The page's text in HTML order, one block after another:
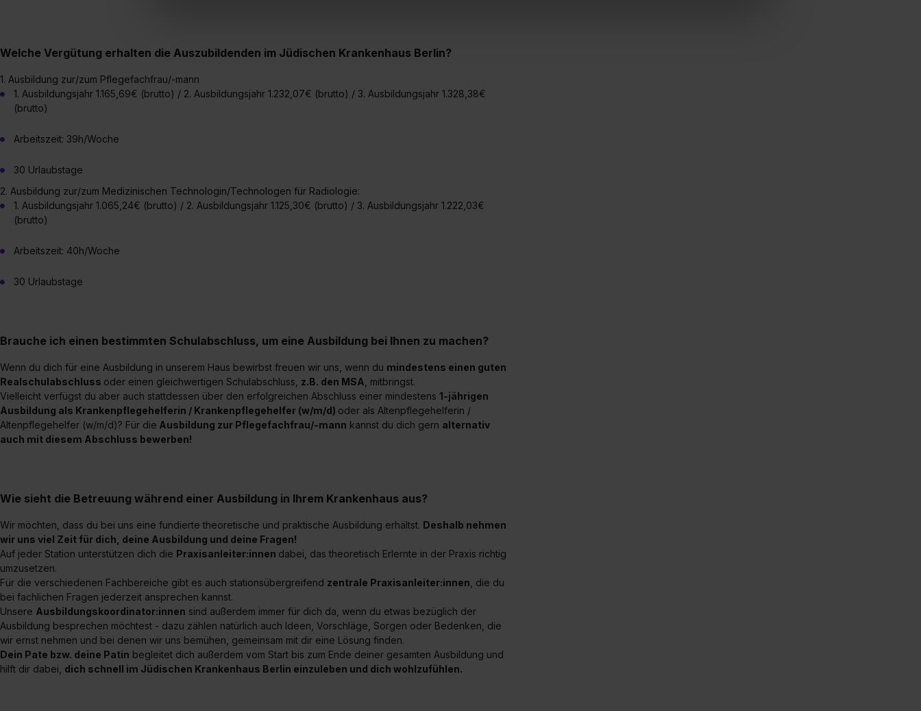
umfasst hierbei die Einwilligung zur Übermittlung deiner Daten in die USA (Art. 49 Abs. 1 S. 1 lit. a) DS-GVO). Die USA
jederzeit mit Wirkung für die Zukunft ganz oder teilweise über unsere Datenschutzerklärung unter dem Punkt
„Datenschutz-Einstellungen“ widerrufen. Weitere Informationen zu den einzelnen Cookies findest du durch Klick auf
Welche Vergütung erhalten die Auszubildenden im Jüdischen Krankenhaus Berlin?
1. Ausbildung zur/zum Pflegefachfrau/-mann
1. Ausbildungsjahr 1.165,69€ (brutto) / 2. Ausbildungsjahr 1.232,07€ (brutto) / 3. Ausbildungsjahr 1.328,38€
(brutto)
Arbeitszeit: 39h/Woche
30 Urlaubstage
2. Ausbildung zur/zum Medizinischen Technologin/Technologen für Radiologie:
1. Ausbildungsjahr 1.065,24€ (brutto) / 2. Ausbildungsjahr 1.125,30€ (brutto) / 3. Ausbildungsjahr 1.222,03€
(brutto)
Arbeitszeit: 40h/Woche
30 Urlaubstage
Brauche ich einen bestimmten Schulabschluss, um eine Ausbildung bei Ihnen zu machen?
Wenn du dich für eine Ausbildung in unserem Haus bewirbst freuen wir uns, wenn du mindestens einen guten
Realschulabschluss oder einen gleichwertigen Schulabschluss, z.B. den MSA , mitbringst.
Vielleicht verfügst du aber auch stattdessen über den erfolgreichen Abschluss einer mindestens1-jährigen
Ausbildung als Krankenpflegehelferin / Krankenpflegehelfer (w/m/d) oder als Altenpflegehelferin /
Altenpflegehelfer (w/m/d)? Für die Ausbildung zur Pflegefachfrau/-mann kannst du dich gern alternativ
auch mit diesem Abschluss bewerben!
Wie sieht die Betreuung während einer Ausbildung in Ihrem Krankenhaus aus?
Wir möchten, dass du bei uns eine fundierte theoretische und praktische Ausbildung erhältst. Deshalb nehmen
wir uns viel Zeit für dich, deine Ausbildung und deine Fragen!
Auf jeder Station unterstützen dich die Praxisanleiter:innen dabei, das theoretisch Erlernte in der Praxis richtig
umzusetzen.
Für die verschiedenen Fachbereiche gibt es auch stationsübergreifend zentrale Praxisanleiter:innen , die du
bei fachlichen Fragen jederzeit ansprechen kannst.
Unsere Ausbildungskoordinator:innen sind außerdem immer für dich da, wenn du etwas bezüglich der
Ausbildung besprechen möchtest - dazu zählen natürlich auch Ideen, Vorschläge, Sorgen oder Bedenken, die
wir ernst nehmen und bei denen wir uns bemühen, gemeinsam mit dir eine Lösung finden.
Dein Pate bzw. deine Patin begleitet dich außerdem vom Start bis zum Ende deiner gesamten Ausbildung und
hilft dir dabei, dich schnell im Jüdischen Krankenhaus Berlin einzuleben und dich wohlzufühlen.